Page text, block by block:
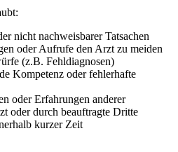
nicht nachweisbarer Tatsachen
oder Aufrufe den Arzt zu meiden
(z.B. Fehldiagnosen)
Kompetenz oder fehlerhafte
oder Erfahrungen anderer
oder durch beauftragte Dritte
kurzer Zeit